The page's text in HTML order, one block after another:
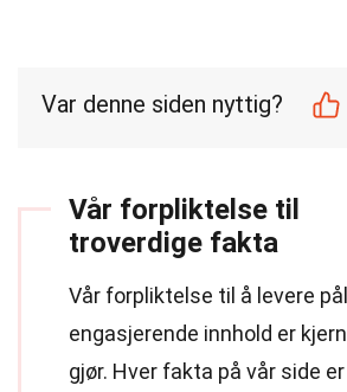
Var denne siden nyttig?
Vår forpliktelse til
troverdige fakta
Vår forpliktelse til å levere
engasjerende innhold er
gjør. Hver fakta på vår side